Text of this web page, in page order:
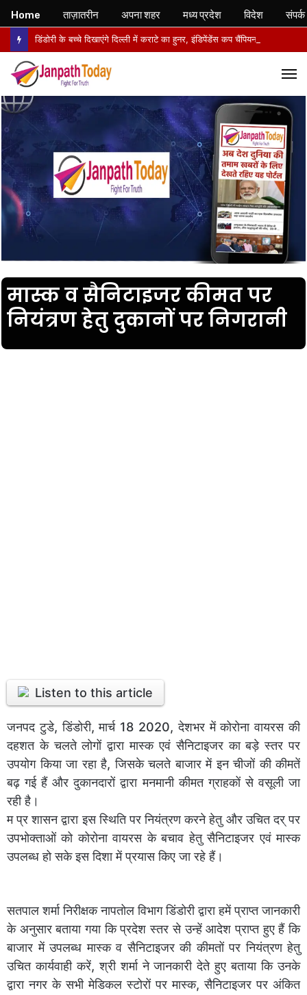
मास्क व सैनिटाइजर कीमत पर
नियंत्रण हेतु दुकानों पर निगरानी
Listen to this article
जनपद टुडे, डिंडोरी, मार्च 18 2020, देशभर में कोरोना वायरस की
दहशत के चलते लोगों द्वारा मास्क एवं सैनिटाइजर का बड़े स्तर पर
उपयोग किया जा रहा है, जिसके चलते बाजार में इन चीजों की कीमतें
बढ़ गई हैं और दुकानदारों द्वारा मनमानी कीमत ग्राहकों से वसूली जा
रही है।
म प्र शासन द्वारा इस स्थिति पर नियंत्रण करने हेतु और उचित दर् पर
उपभोक्ताओं को कोरोना वायरस के बचाव हेतु सैनिटाइजर एवं मास्क
उपलब्ध हो सके इस दिशा में प्रयास किए जा रहे हैं।
सतपाल शर्मा निरीक्षक नापतोल विभाग डिंडोरी द्वारा हमें प्राप्त जानकारी
के अनुसार बताया गया कि प्रदेश स्तर से उन्हें आदेश प्राप्त हुए हैं कि
बाजार में उपलब्ध मास्क व सैनिटाइजर की कीमतों पर नियंत्रण हेतु
उचित कार्यवाही करें, श्री शर्मा ने जानकारी देते हुए बताया कि उनके
द्वारा नगर के सभी मेडिकल स्टोरों पर मास्क, सैनिटाइजर पर अंकित
Home ताज़ातरीन अपना शहर मध्य प्रदेश विदेश संपर्क